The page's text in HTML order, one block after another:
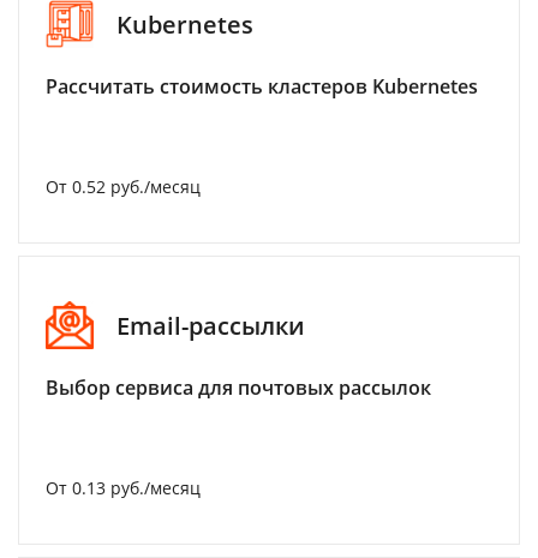
Kubernetes
Рассчитать стоимость кластеров Kubernetes
От 0.52 руб./месяц
Email-рассылки
Выбор сервиса для почтовых рассылок
От 0.13 руб./месяц